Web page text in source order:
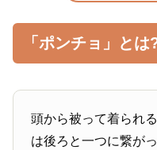
「ポンチョ」とは
頭から被って着られ
は後ろと一つに繋が